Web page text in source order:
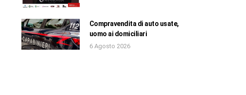
Compravendita di auto usate,
uomo ai domiciliari
6 Agosto 2026